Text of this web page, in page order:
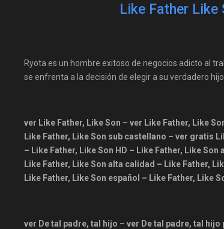
Like Father Like
Ryota es un hombre exitoso de negocios adicto al
se enfrenta a la decisión de elegir a su verdadero
ver Like Father, Like Son – ver Like Father, Like
Like Father, Like Son sub castellano – ver gratis
– Like Father, Like Son HD – Like Father, Like
Like Father, Like Son alta calidad – Like Father,
Like Father, Like Son español – Like Father, Like
ver De tal padre, tal hijo – ver De tal padre, tal